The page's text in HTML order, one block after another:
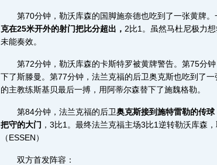
第70分钟，勒沃库森的国脚施奈德也吃到了一张黄牌。
克在25米开外的射门把比分超出， 2比1。虽然马杜尼极力
未能奏效。
第72分钟，勒沃库森的卡斯特罗被黄牌警告。第75分钟
下了斯滕曼。第77分钟，法兰克福的后卫奥克斯也吃到了
的主教练斯基贝最后一搏，用阿蒂尔森替下了施魏格勒。
第84分钟，法兰克福的后卫奥克斯接到施特雷勒的传
把守的大门 ，3比1。最终法兰克福主场3比1逆转勒沃库森
（ESSEN）
双方首发阵容：